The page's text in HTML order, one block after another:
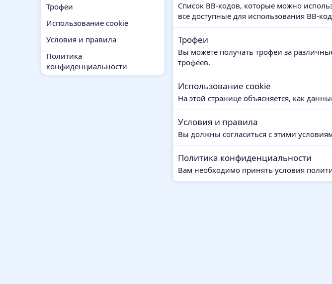
Трофеи
Использование cookie
Условия и правила
Политика
конфиденциальности
Список BB-кодов, которые можно
все доступные для использования BB-
Трофеи
Вы можете получать трофеи за
трофеев.
Использование cookie
На этой странице объясняется, как
Условия и правила
Вы должны согласиться с этими
Политика конфиденциальности
Вам необходимо принять условия